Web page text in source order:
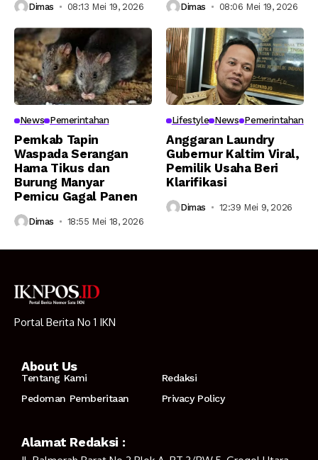
Dimas 08:13 Mei 19, 2026 Dimas 08:06 Mei 19, 2026
News Pemerintahan
Pemkab Tapin
Waspada Serangan
Hama Tikus dan
Burung Manyar
Pemicu Gagal Panen
Dimas 18:55 Mei 18, 2026
Lifestyle News Pemerintahan
Anggaran Laundry
Gubernur Kaltim Viral,
Pemilik Usaha Beri
Klarifikasi
Dimas 12:39 Mei 9, 2026
Portal Berita No 1 IKN
About Us
Tentang Kami
Redaksi
Pedoman Pemberitaan
Privacy Policy
Alamat Redaksi :